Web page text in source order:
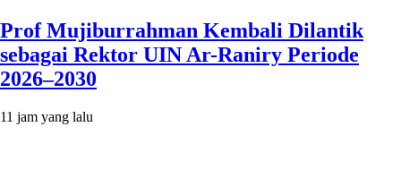
Prof Mujiburrahman Kembali Dilantik
sebagai Rektor UIN Ar-Raniry Periode
2026–2030
11 jam yang lalu